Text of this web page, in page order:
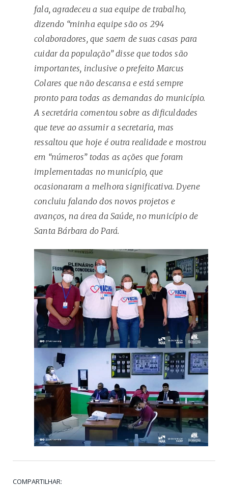
fala, agradeceu a sua equipe de trabalho,
dizendo “minha equipe são os 294
colaboradores, que saem de suas casas para
cuidar da população” disse que todos são
importantes, inclusive o prefeito Marcus
Colares que não descansa e está sempre
pronto para todas as demandas do município.
A secretária comentou sobre as dificuldades
que teve ao assumir a secretaria, mas
ressaltou que hoje é outra realidade e mostrou
em “números” todas as ações que foram
implementadas no município, que
ocasionaram a melhora significativa. Dyene
concluiu falando dos novos projetos e
avanços, na área da Saúde, no município de
Santa Bárbara do Pará.
COMPARTILHAR: